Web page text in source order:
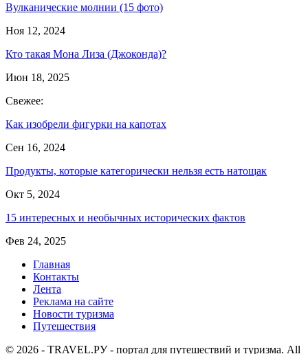
Вулканические молнии (15 фото)
Ноя 12, 2024
Кто такая Мона Лиза (Джоконда)?
Июн 18, 2025
Свежее:
Как изобрели фигурки на капотах
Сен 16, 2024
Продукты, которые категорически нельзя есть натощак
Окт 5, 2024
15 интересных и необычных исторических фактов
Фев 24, 2025
Главная
Контакты
Лента
Реклама на сайте
Новости туризма
Путешествия
© 2026 - TRAVEL.РУ - портал для путешествий и туризма. All